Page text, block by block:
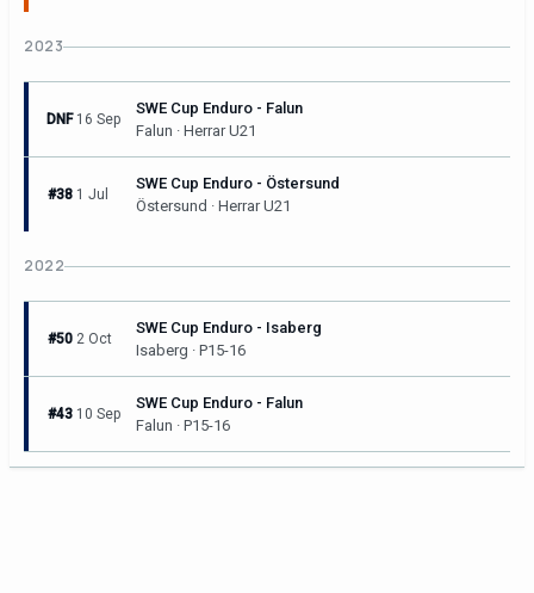
2023
DNF 16 Sep
SWE Cup Enduro - Falun
Falun · Herrar U21
#38 1 Jul
SWE Cup Enduro - Östersund
Östersund · Herrar U21
2022
#50 2 Oct
SWE Cup Enduro - Isaberg
Isaberg · P15-16
#43 10 Sep
SWE Cup Enduro - Falun
Falun · P15-16